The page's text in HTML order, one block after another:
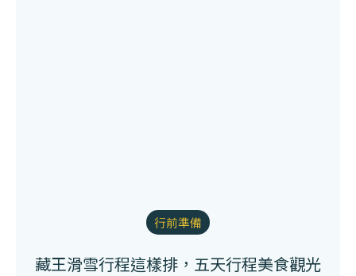
行前準備
藏王滑雪行程這樣排，五天行程美食觀光